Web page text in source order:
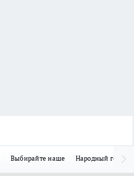
Выбирайте наше Народный герой